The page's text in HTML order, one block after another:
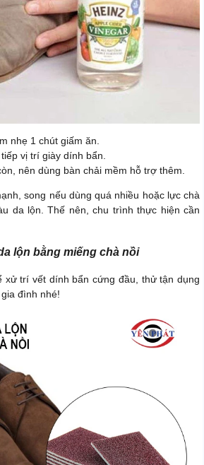
nhẹ 1 chút giấm ăn.
vị trí giày dính bẩn.
nên dùng bàn chải mềm hỗ trợ thêm.
song nếu dùng quá nhiều hoặc lực chà
da lộn. Thế nên, chu trình thực hiện cần
lộn bằng miếng chà nồi
xử trí vết dính bẩn cứng đầu, thử tận dụng
đình nhé!